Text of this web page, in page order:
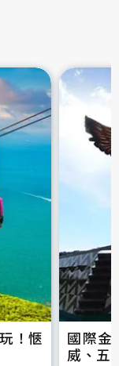
！愜
國際金
威、五